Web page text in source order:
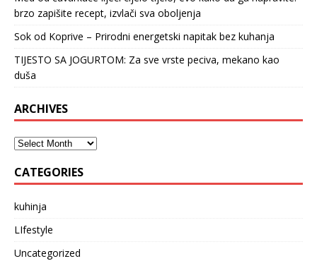
brzo zapišite recept, izvlači sva oboljenja
Sok od Koprive – Prirodni energetski napitak bez kuhanja
TIJESTO SA JOGURTOM: Za sve vrste peciva, mekano kao
duša
ARCHIVES
CATEGORIES
kuhinja
LIfestyle
Uncategorized